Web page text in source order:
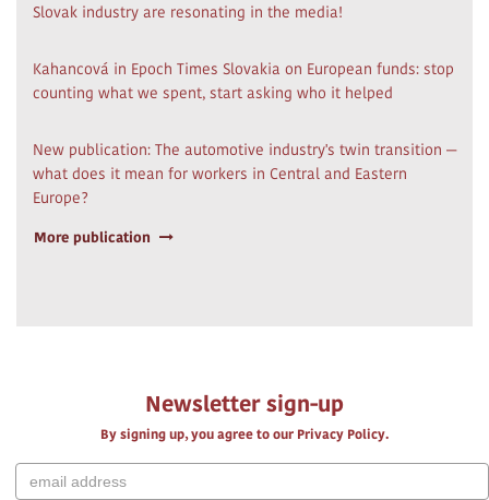
Slovak industry are resonating in the media!
Kahancová in Epoch Times Slovakia on European funds: stop
counting what we spent, start asking who it helped
New publication: The automotive industry's twin transition —
what does it mean for workers in Central and Eastern
Europe?
More publication
Newsletter sign-up
By signing up, you agree to our Privacy Policy.